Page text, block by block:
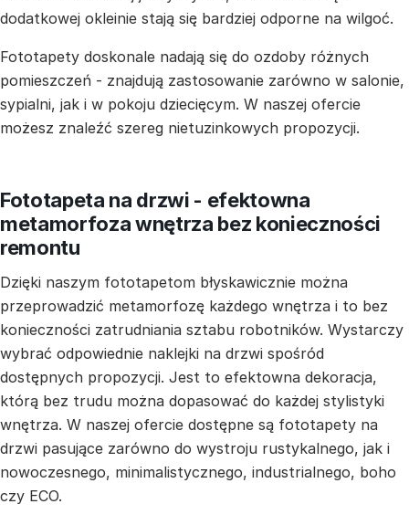
dodatkowej okleinie stają się bardziej odporne na wilgoć.
Fototapety doskonale nadają się do ozdoby różnych
pomieszczeń - znajdują zastosowanie zarówno w salonie,
sypialni, jak i w pokoju dziecięcym. W naszej ofercie
możesz znaleźć szereg nietuzinkowych propozycji.
Fototapeta na drzwi - efektowna
metamorfoza wnętrza bez konieczności
remontu
Dzięki naszym fototapetom błyskawicznie można
przeprowadzić metamorfozę każdego wnętrza i to bez
konieczności zatrudniania sztabu robotników. Wystarczy
wybrać odpowiednie naklejki na drzwi spośród
dostępnych propozycji. Jest to efektowna dekoracja,
którą bez trudu można dopasować do każdej stylistyki
wnętrza. W naszej ofercie dostępne są fototapety na
drzwi pasujące zarówno do wystroju rustykalnego, jak i
nowoczesnego, minimalistycznego, industrialnego, boho
czy ECO.